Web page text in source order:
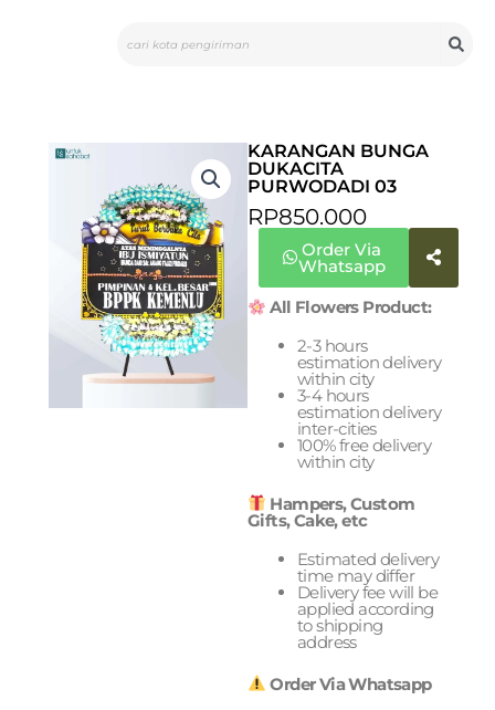
KARANGAN BUNGA
DUKACITA
PURWODADI 03
RP850.000
Order Via
Whatsapp
All Flowers Product:
2-3 hours
estimation delivery
within city
3-4 hours
estimation delivery
inter-cities
100% free delivery
within city
Hampers, Custom
Gifts, Cake, etc
Estimated delivery
time may differ
Delivery fee will be
applied according
to shipping
address
Order Via Whatsapp